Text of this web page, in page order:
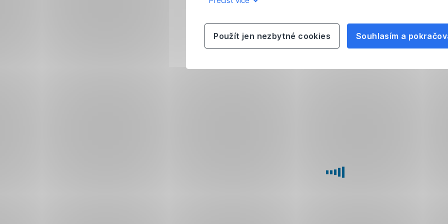
Souhlasím a
Použít jen nezbytné cookies